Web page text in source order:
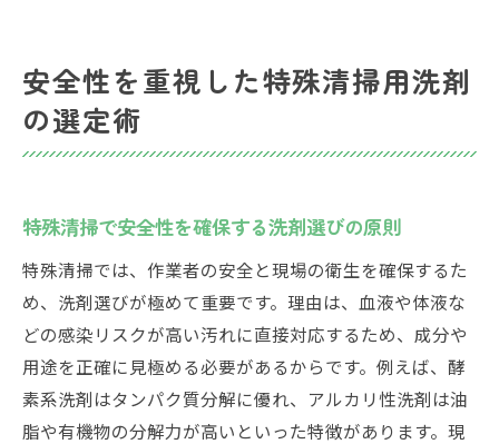
安全性を重視した特殊清掃用洗剤
の選定術
特殊清掃で安全性を確保する洗剤選びの原則
特殊清掃では、作業者の安全と現場の衛生を確保するた
め、洗剤選びが極めて重要です。理由は、血液や体液な
どの感染リスクが高い汚れに直接対応するため、成分や
用途を正確に見極める必要があるからです。例えば、酵
素系洗剤はタンパク質分解に優れ、アルカリ性洗剤は油
脂や有機物の分解力が高いといった特徴があります。現